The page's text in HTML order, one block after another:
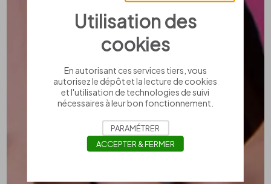
Utilisation des
cookies
En autorisant ces services tiers, vous
autorisez le dépôt et la lecture de cookies
et l'utilisation de technologies de suivi
nécessaires à leur bon fonctionnement.
PARAMÉTRER
ACCEPTER & FERMER